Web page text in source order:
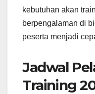
kebutuhan akan
berpengalaman di
peserta menjadi
Jadwal
Training